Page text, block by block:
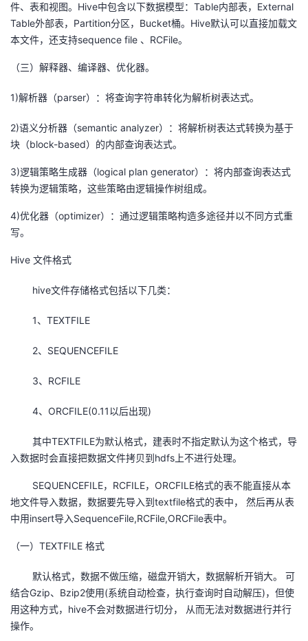
件、表和视图。Hive中包含以下数据模型：Table内部表，External
Table外部表，Partition分区，Bucket桶。Hive默认可以直接加载文
本文件，还支持sequence file 、RCFile。
（三）解释器、编译器、优化器。
1)解析器（parser）：将查询字符串转化为解析树表达式。
2)语义分析器（semantic analyzer）：将解析树表达式转换为基于
块（block-based）的内部查询表达式。
3)逻辑策略生成器（logical plan generator）：将内部查询表达式
转换为逻辑策略，这些策略由逻辑操作树组成。
4)优化器（optimizer）：通过逻辑策略构造多途径并以不同方式重
写。
Hive 文件格式
hive文件存储格式包括以下几类：
1、TEXTFILE
2、SEQUENCEFILE
3、RCFILE
4、ORCFILE(0.11以后出现)
其中TEXTFILE为默认格式，建表时不指定默认为这个格式，导
入数据时会直接把数据文件拷贝到hdfs上不进行处理。
SEQUENCEFILE，RCFILE，ORCFILE格式的表不能直接从本
地文件导入数据，数据要先导入到textfile格式的表中， 然后再从表
中用insert导入SequenceFile,RCFile,ORCFile表中。
（一）TEXTFILE 格式
默认格式，数据不做压缩，磁盘开销大，数据解析开销大。 可
结合Gzip、Bzip2使用(系统自动检查，执行查询时自动解压)，但使
用这种方式，hive不会对数据进行切分， 从而无法对数据进行并行
操作。